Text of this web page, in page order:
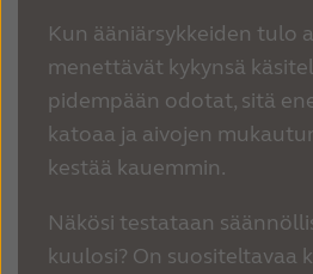
Kun ääniärsykkeiden tulo
menettävät kykynsä
pidempään odotat, sitä
katoaa ja aivojen
kestää kauemmin.
Näkösi testataan
kuulosi? On suositeltavaa